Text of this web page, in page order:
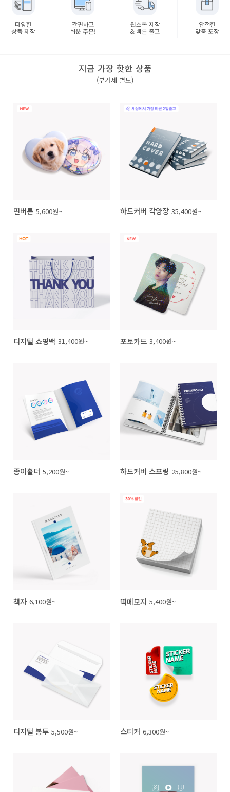
다양한
상품 제작
간편하고
쉬운 주문!
원스톱 제작
& 빠른 출고
안전한
맞춤 포장
지금 가장 핫한 상품
(부가세 별도)
핀버튼 5,600원~ 하드커버 각양장 35,400원~
디지털 쇼핑백 31,400원~ 포토카드 3,400원~
종이홀더 5,200원~ 하드커버 스프링 25,800원~
책자 6,100원~ 떡메모지 5,400원~
디지털 봉투 5,500원~ 스티커 6,300원~